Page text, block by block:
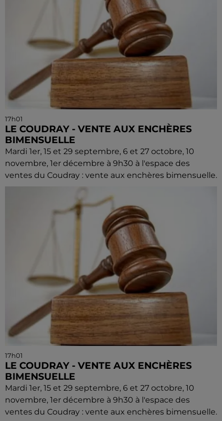
17h01
LE COUDRAY - VENTE AUX ENCHÈRES
BIMENSUELLE
Mardi 1er, 15 et 29 septembre, 6 et 27 octobre, 10
novembre, 1er décembre à 9h30 à l'espace des
ventes du Coudray : vente aux enchères bimensuelle.
17h01
LE COUDRAY - VENTE AUX ENCHÈRES
BIMENSUELLE
Mardi 1er, 15 et 29 septembre, 6 et 27 octobre, 10
novembre, 1er décembre à 9h30 à l'espace des
ventes du Coudray : vente aux enchères bimensuelle.